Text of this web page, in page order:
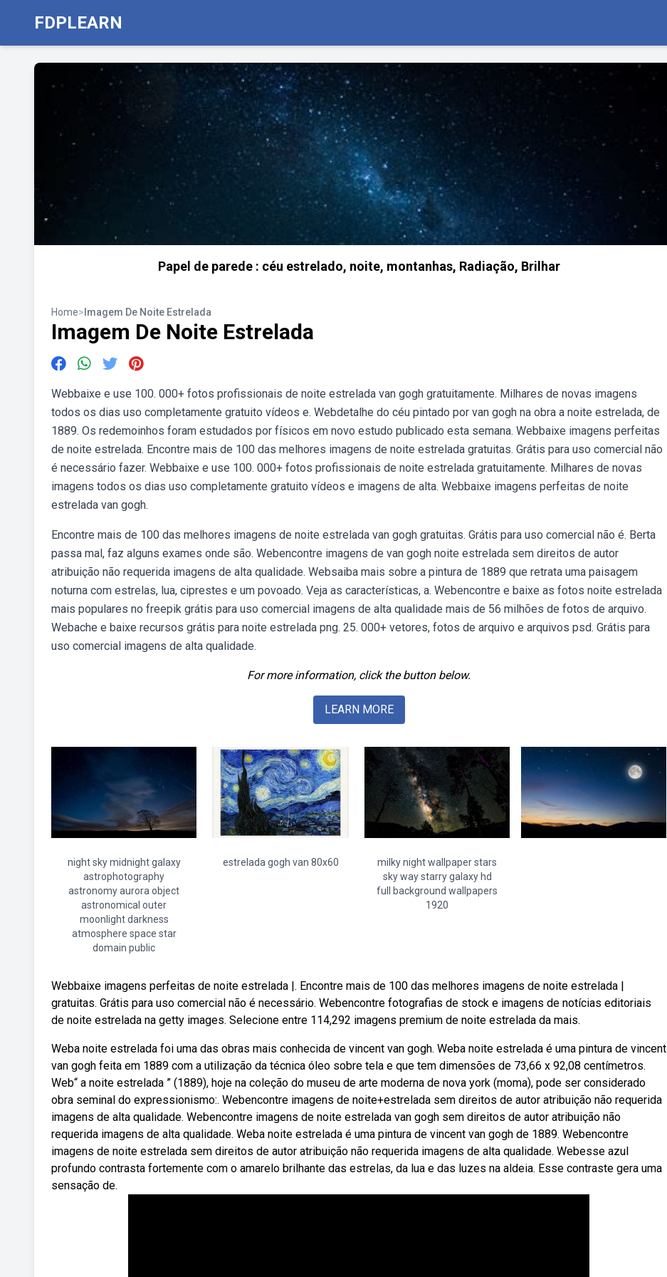
FDPLEARN
Papel de parede : céu estrelado, noite, montanhas, Radiação, Brilhar
Home> Imagem De Noite Estrelada
Imagem De Noite Estrelada
Webbaixe e use 100. 000+ fotos profissionais de noite estrelada van gogh gratuitamente. Milhares de novas imagens
todos os dias uso completamente gratuito vídeos e. Webdetalhe do céu pintado por van gogh na obra a noite estrelada, de
1889. Os redemoinhos foram estudados por físicos em novo estudo publicado esta semana. Webbaixe imagens perfeitas
de noite estrelada. Encontre mais de 100 das melhores imagens de noite estrelada gratuitas. Grátis para uso comercial não
é necessário fazer. Webbaixe e use 100. 000+ fotos profissionais de noite estrelada gratuitamente. Milhares de novas
imagens todos os dias uso completamente gratuito vídeos e imagens de alta. Webbaixe imagens perfeitas de noite
estrelada van gogh.
Encontre mais de 100 das melhores imagens de noite estrelada van gogh gratuitas. Grátis para uso comercial não é. Berta
passa mal, faz alguns exames onde são. Webencontre imagens de van gogh noite estrelada sem direitos de autor
atribuição não requerida imagens de alta qualidade. Websaiba mais sobre a pintura de 1889 que retrata uma paisagem
noturna com estrelas, lua, ciprestes e um povoado. Veja as características, a. Webencontre e baixe as fotos noite estrelada
mais populares no freepik grátis para uso comercial imagens de alta qualidade mais de 56 milhões de fotos de arquivo.
Webache e baixe recursos grátis para noite estrelada png. 25. 000+ vetores, fotos de arquivo e arquivos psd. Grátis para
uso comercial imagens de alta qualidade.
For more information, click the button below.
LEARN MORE
night sky midnight galaxy
astrophotography
astronomy aurora object
astronomical outer
moonlight darkness
atmosphere space star
domain public
estrelada gogh van 80x60
milky night wallpaper stars
sky way starry galaxy hd
full background wallpapers
1920
Webbaixe imagens perfeitas de noite estrelada |. Encontre mais de 100 das melhores imagens de noite estrelada |
gratuitas. Grátis para uso comercial não é necessário. Webencontre fotografias de stock e imagens de notícias editoriais
de noite estrelada na getty images. Selecione entre 114,292 imagens premium de noite estrelada da mais.
Weba noite estrelada foi uma das obras mais conhecida de vincent van gogh. Weba noite estrelada é uma pintura de vincent
van gogh feita em 1889 com a utilização da técnica óleo sobre tela e que tem dimensões de 73,66 x 92,08 centímetros.
Web“ a noite estrelada ” (1889), hoje na coleção do museu de arte moderna de nova york (moma), pode ser considerado
obra seminal do expressionismo:. Webencontre imagens de noite+estrelada sem direitos de autor atribuição não requerida
imagens de alta qualidade. Webencontre imagens de noite estrelada van gogh sem direitos de autor atribuição não
requerida imagens de alta qualidade. Weba noite estrelada é uma pintura de vincent van gogh de 1889. Webencontre
imagens de noite estrelada sem direitos de autor atribuição não requerida imagens de alta qualidade. Webesse azul
profundo contrasta fortemente com o amarelo brilhante das estrelas, da lua e das luzes na aldeia. Esse contraste gera uma
sensação de.